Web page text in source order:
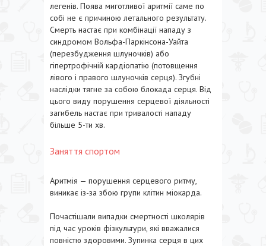
легенів. Поява миготливої аритмії саме по
собі не є причиною летального результату.
Смерть настає при комбінації нападу з
синдромом Вольфа-Паркінсона-Уайта
(перезбудження шлуночків) або
гіпертрофічній кардіопатію (потовщення
лівого і правого шлуночків серця). Згубні
наслідки тягне за собою блокада серця. Від
цього виду порушення серцевої діяльності
загибель настає при тривалості нападу
більше 5-ти хв.
Заняття спортом
Аритмія — порушення серцевого ритму,
виникає із-за збою групи клітин міокарда.
Почастішали випадки смертності школярів
під час уроків фізкультури, які вважалися
повністю здоровими. Зупинка серця в цих